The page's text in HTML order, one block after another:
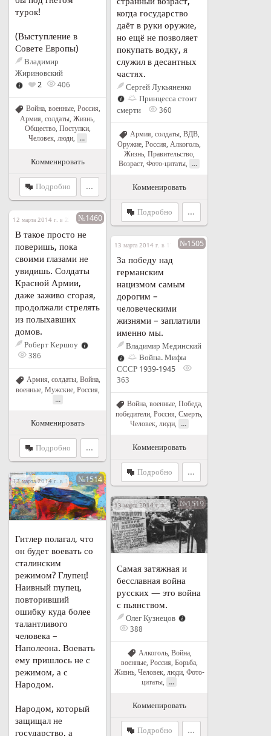
турок!
(Выступление в
Совете Европы)
Владимир
Жириновский
2
406
Война, военные, Россия,
Армия, солдаты Жизнь
Общество, Поступки,
Человек, люди, ...
Комменировать
Подробно ...
когда государство
даёт в руки оружие,
но ещё не позволяет
покупать водку, я
служил в десантных
частях.
Сергей Лукьяненко
Принцесса стоит
смерти
360
Армия, солдаты ВДВ
Оружие Россия Алкоголь
Жизнь, Правительство,
Возраст Фото-цитаты ...
Комменировать
Подробно ...
12 марта 2014 г. в 23:25№1460
В такое просто не
поверишь, пока
своими глазами не
увидишь. Солдаты
Красной Армии,
даже заживо сгорая,
продолжали стрелять
из полыхавших
домов.
Роберт Кершоу
386
Армия, солдаты, Война,
военные, Мужские, Россия
...
Комменировать
Подробно ...
13 марта 2014 г. в 17:39№1505
За победу над
германским
нацизмом самым
дорогим –
человеческими
жизнями – заплатили
именно мы.
Владимир Мединский
Война. Мифы
СССР 1939-1945
363
Война, военные, Победа,
победители Россия Смерть
Человек, люди, ...
Комменировать
Подробно ...
13 марта 2014 г. в 19:39№1514
Гитлер полагал, что
он будет воевать со
сталинским
режимом? Глупец!
Наивный глупец,
повторивший
ошибку куда более
талантливого
человека –
Наполеона. Воевать
ему пришлось не с
режимом, а с
Народом.
Народом, который
защищал не
государство, а
13 марта 2014 г. в 19:56№1519
Самая затяжная и
бесславная война
русских — это война
с пьянством.
Олег Кузнецов
388
Алкоголь, Война,
военные, Россия, Борьба,
Жизнь, Человек, люди, Фото-
цитаты, ...
Комменировать
Подробно ...